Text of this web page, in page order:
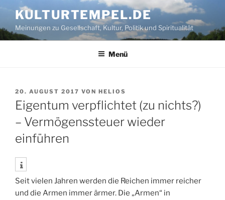
Inhalt
springen
KULTURTEMPEL.DE
Meinungen zu Gesellschaft, Kultur, Politik und Spiritualität
Menü
VERÖFFENTLICHT
AM
20. AUGUST 2017 VON HELIOS
Eigentum verpflichtet (zu nichts?)
– Vermögenssteuer wieder
einführen
Seit vielen Jahren werden die Reichen immer reicher
und die Armen immer ärmer. Die „Armen“ in